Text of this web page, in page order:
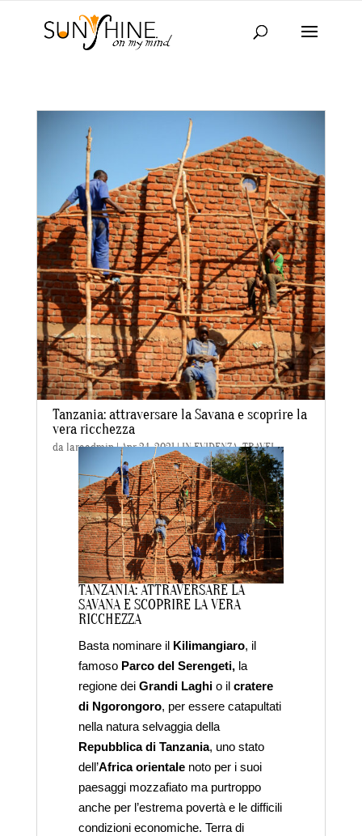
Tanzania: attraversare la Savana e scoprire la
vera ricchezza
da laraadmin|Apr 24, 2021|IN EVIDENZA,TRAVEL
TANZANIA: ATTRAVERSARE LA
SAVANA E SCOPRIRE LA VERA
RICCHEZZA
Basta nominare il Kilimangiaro, il
famoso Parco del Serengeti,la
regione dei Grandi Laghio il cratere
di Ngorongoro, per essere catapultati
nella natura selvaggia della
Repubblica di Tanzania, uno stato
dell’Africa orientalenoto per i suoi
paesaggi mozzafiato ma purtroppo
anche per l’estrema povertà e le difficili
condizioni economiche. Terra di